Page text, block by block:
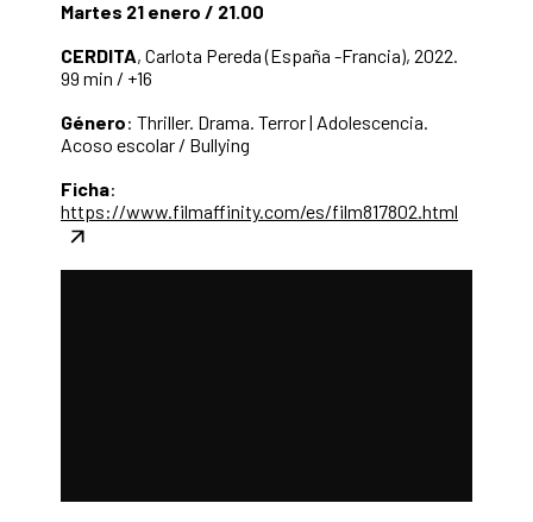
Martes 21 enero / 21.00
CERDITA, Carlota Pereda (España -Francia), 2022.
99 min / +16
Género: Thriller. Drama. Terror | Adolescencia.
Acoso escolar / Bullying
Ficha:
https://www.filmaffinity.com/es/film817802.html